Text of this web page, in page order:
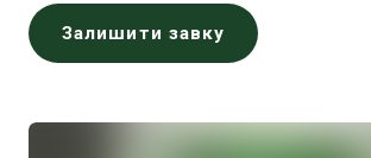
Залишити завку